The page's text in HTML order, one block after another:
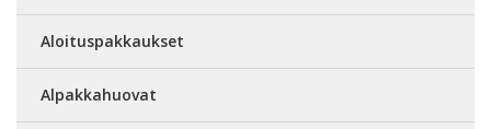
Aloituspakkaukset
Alpakkahuovat